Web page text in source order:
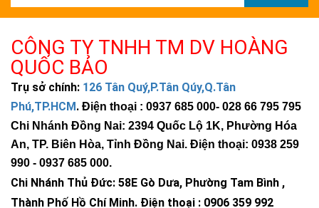
Chip led cao cấp CREE Mỹ (USA)
Chip LED Mỹ cao cấp CREE USA nhập khẩu, một thương hiệu
nổi tiếng, với tuổi thọ lên tới 100,000 giờ.
Chip LED của CREE Mỹ có hiệu quả phát quang cực cao, lên tới
210 lm/W, trong khi hạt LED thông thường chỉ từ 80-90 lm/W.
Giá trị lumen (quang thông) của hạt LED càng lớn, lượng nhiệt
phát ra càng thấp.
Nhiệt độ càng thấp, ánh sáng càng chậm suy giảm, điều này
đảm bảo hiệu quả ánh sáng.
CÔNG TY TNHH TM DV HOÀNG
QUỐC BẢO
Trụ sở chính: 126 Tân Quý,P.Tân Qúy,Q.Tân
Phú,TP.HCM. Điện thoại : 0937 685 000- 028 66 795 795
Chi Nhánh Đồng Nai: 2394 Quốc Lộ 1K, Phường Hóa
An, TP. Biên Hòa, Tỉnh Đồng Nai. Điện thoại: 0938 259
990 - 0937 685 000.
Chi Nhánh Thủ Đức: 58E Gò Dưa, Phường Tam Bình ,
Thành Phố Hồ Chí Minh. Điện thoại : 0906 359 992